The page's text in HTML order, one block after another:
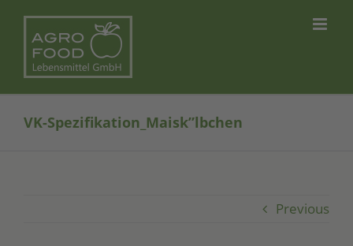
content
VK-Spezifikation_Maisk”lbchen
Previous